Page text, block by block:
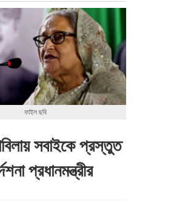
ফাইল ছবি
সবাইকে প্রস্তুত
প্রধানমন্ত্রীর